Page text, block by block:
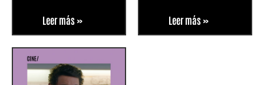
Leer más » Leer más »